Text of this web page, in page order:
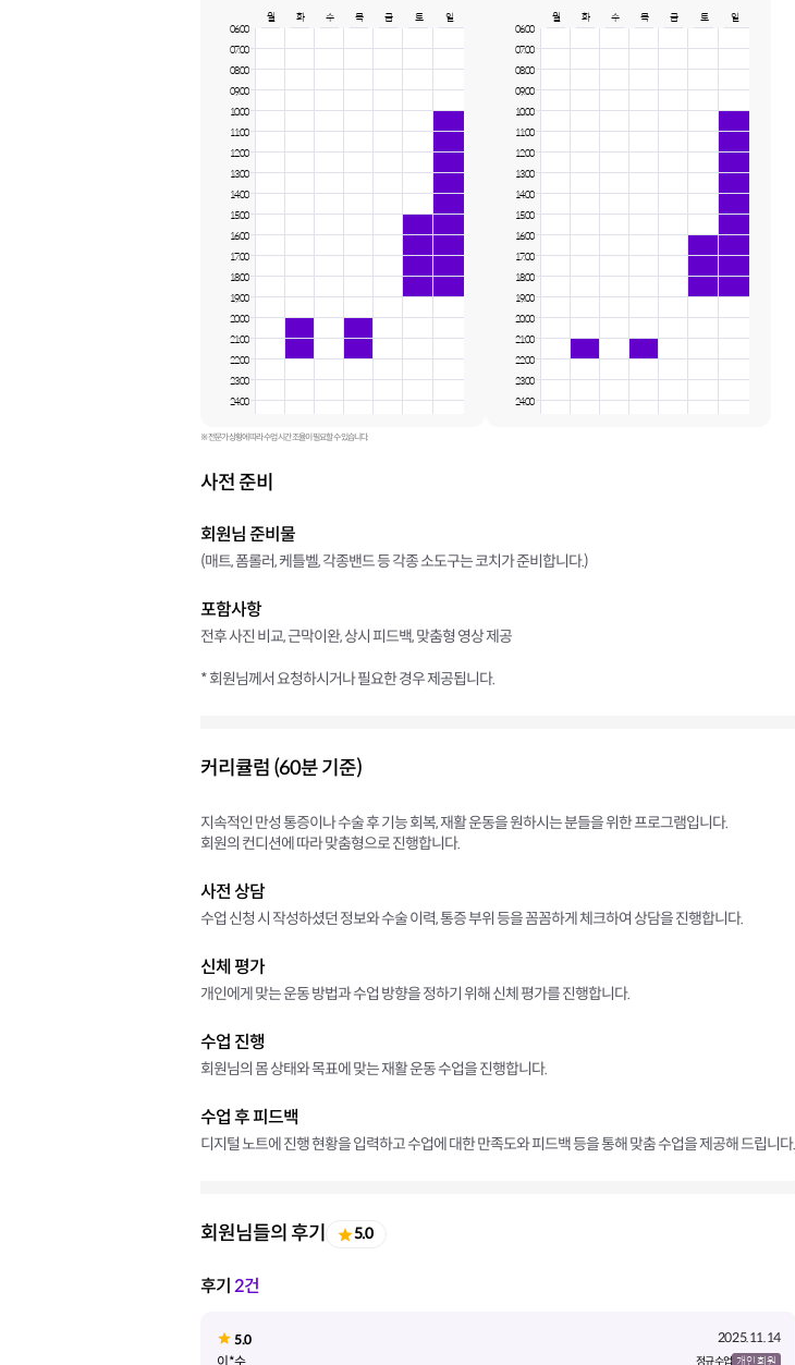
월 화 수 목 금 토
일
06:00
07:00
08:00
09:00
10:00
11:00
12:00
13:00
14:00
15:00
16:00
17:00
18:00
19:00
20:00
21:00
22:00
23:00
24:00
월 화 수 목 금 토
일
06:00
07:00
08:00
09:00
10:00
11:00
12:00
13:00
14:00
15:00
16:00
17:00
18:00
19:00
20:00
21:00
22:00
23:00
24:00
※ 전문가 상황에 따라 수업 시간 조율이 필요할 수 있습니다.
사전 준비
회원님 준비물
(매트, 폼롤러, 케틀벨, 각종밴드 등 각종 소도구는 코치가 준비합니다.)
포함사항
전후 사진 비교, 근막이완, 상시 피드백, 맞춤형 영상 제공
* 회원님께서 요청하시거나 필요한 경우 제공됩니다.
커리큘럼 (60분 기준)
지속적인 만성 통증이나 수술 후 기능 회복, 재활 운동을 원하시는 분들을 위한 프로그램입니다.
회원의 컨디션에 따라 맞춤형으로 진행합니다.
사전 상담
수업 신청 시 작성하셨던 정보와 수술 이력, 통증 부위 등을 꼼꼼하게 체크하여 상담을 진행합니다.
신체 평가
개인에게 맞는 운동 방법과 수업 방향을 정하기 위해 신체 평가를 진행합니다.
수업 진행
회원님의 몸 상태와 목표에 맞는 재활 운동 수업을 진행합니다.
수업 후 피드백
디지털 노트에 진행 현황을 입력하고 수업에 대한 만족도와 피드백 등을 통해 맞춤 수업을 제공해 드립니다.
회원님들의 후기 5.0
후기2건
5.0
2025.11.14
이*수
정규 수업 개인 회원